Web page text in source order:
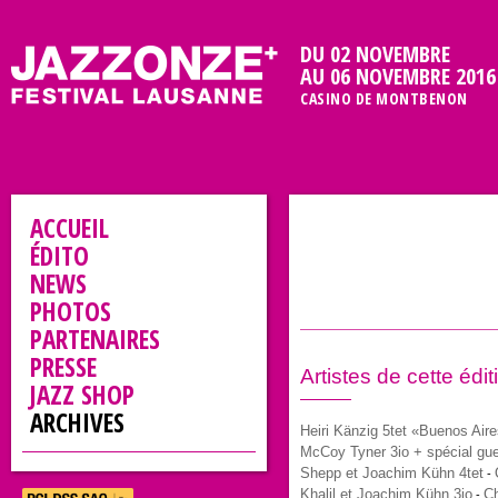
DU 02 NOVEMBRE
AU 06 NOVEMBRE 2016
CASINO DE MONTBENON
ACCUEIL
ÉDITO
NEWS
PHOTOS
PARTENAIRES
PRESSE
JAZZ SHOP
ARCHIVES
Artistes de cette
Heiri Känzig 5tet «Buenos
McCoy Tyner 3io + spécial
Shepp et Joachim Kühn 4tet -
Khalil et Joachim Kühn 3io -